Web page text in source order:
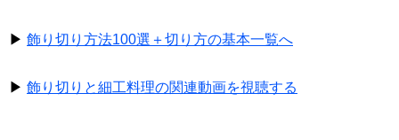
▶ 飾り切り方法100選＋切り方の基本一覧へ
▶ 飾り切りと細工料理の関連動画を視聴する